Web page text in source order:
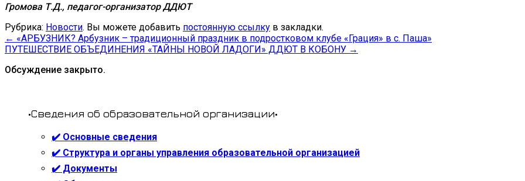
Громова Т.Д., педагог-организатор ДДЮТ
Рубрика: Новости. Вы можете добавить постоянную ссылку в закладки.
← «АРБУЗНИК? Арбузник – традиционный праздник в подростковом клубе «Грация» в с. Паша»
ПУТЕШЕСТВИЕ ОБЪЕДИНЕНИЯ «ТАЙНЫ НОВОЙ ЛАДОГИ» ДДЮТ В КОБОНУ →
Обсуждение закрыто.
•Сведения об образовательной организации•
✔️ Основные сведения
✔️ Структура и органы управления образовательной организацией
✔️ Документы